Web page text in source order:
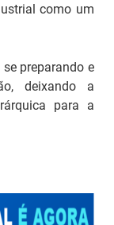
como um
preparando e
deixando a
para a